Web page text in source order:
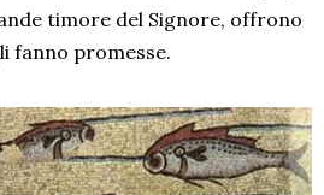
timore del Signore, offrono
fanno promesse.